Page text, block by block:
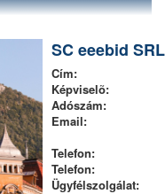
SC eeebid
Cím:
Képviselõ:
Adószám:
Email:
Telefon:
Telefon:
Ügyfélszolgálat: